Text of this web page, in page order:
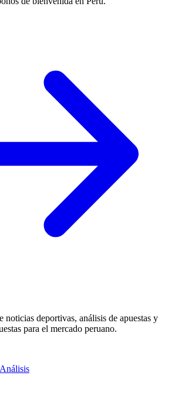
noticias deportivas, análisis de apuestas y
para el mercado peruano.
Análisis